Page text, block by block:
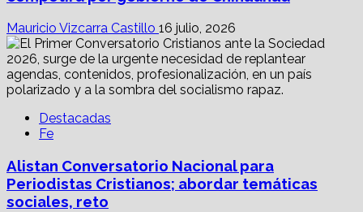
Mauricio Vizcarra Castillo 16 julio, 2026
Destacadas
Fe
Alistan Conversatorio Nacional para
Periodistas Cristianos; abordar temáticas
sociales, reto